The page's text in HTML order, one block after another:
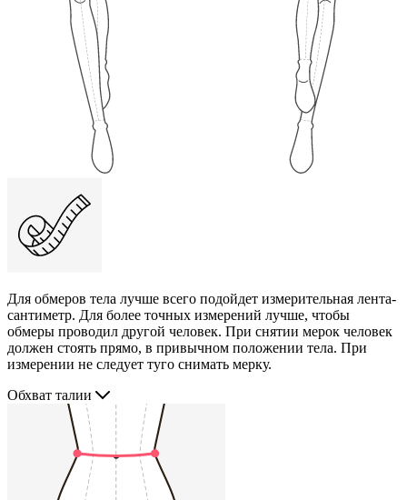
Для обмеров тела лучше всего подойдет измерительная лента-
сантиметр. Для более точных измерений лучше, чтобы
обмеры проводил другой человек. При снятии мерок человек
должен стоять прямо, в привычном положении тела. При
измерении не следует туго снимать мерку.
Обхват талии